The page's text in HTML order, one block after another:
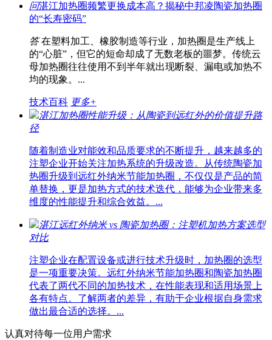
问湛江加热圈频繁更换成本高？揭秘中邦凌陶瓷加热圈
的“长寿密码”
答在塑料加工、橡胶制造等行业，加热圈是生产线上
的“心脏”，但它的短命却成了无数老板的噩梦。传统云
母加热圈往往使用不到半年就出现断裂、漏电或加热不
均的现象。...
技术百科 更多+
湛江加热圈性能升级：从陶瓷到远红外的价值提升路
径
随着制造业对能效和品质要求的不断提升，越来越多的
注塑企业开始关注加热系统的升级改造。从传统陶瓷加
热圈升级到远红外纳米节能加热圈，不仅仅是产品的简
单替换，更是加热方式的技术迭代，能够为企业带来多
维度的性能提升和综合效益。...
湛江远红外纳米 vs 陶瓷加热圈：注塑机加热方案选型
对比
注塑企业在配置设备或进行技术升级时，加热圈的选型
是一项重要决策。远红外纳米节能加热圈和陶瓷加热圈
代表了两代不同的加热技术，在性能表现和适用场景上
各有特点。了解两者的差异，有助于企业根据自身需求
做出最合适的选择。...
认真对待每一位用户需求